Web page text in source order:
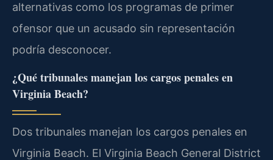
alternativas como los programas de primer
ofensor que un acusado sin representación
podría desconocer.
¿Qué tribunales manejan los cargos penales en
Virginia Beach?
Dos tribunales manejan los cargos penales en
Virginia Beach. El Virginia Beach General District